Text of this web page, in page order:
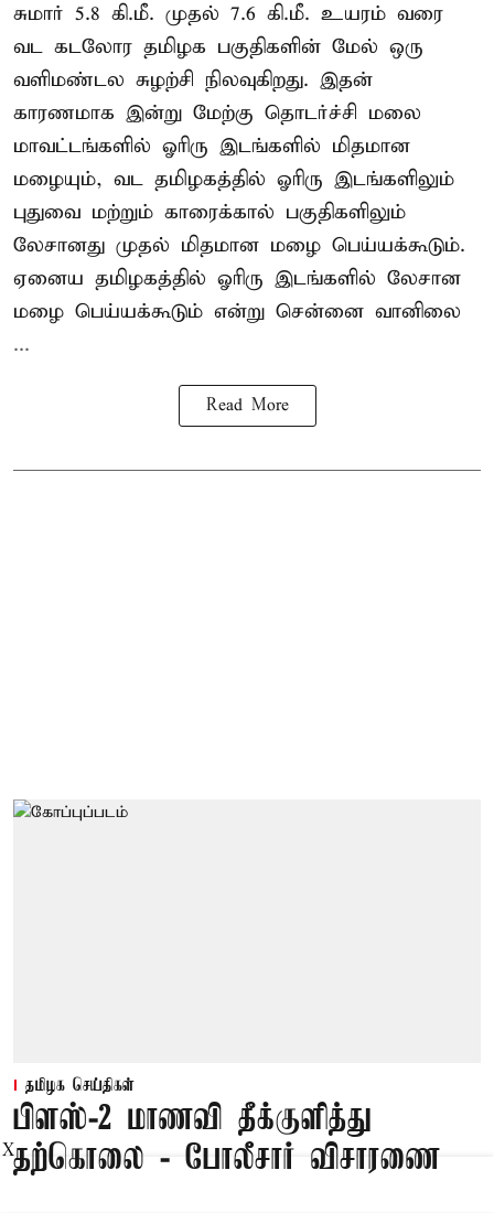
சுமார் 5.8 கி.மீ. முதல் 7.6 கி.மீ. உயரம் வரை
வட கடலோர தமிழக பகுதிகளின் மேல் ஒரு
வளிமண்டல சுழற்சி நிலவுகிறது. இதன்
காரணமாக இன்று மேற்கு தொடர்ச்சி மலை
மாவட்டங்களில் ஓரிரு இடங்களில் மிதமான
மழையும், வட தமிழகத்தில் ஓரிரு இடங்களிலும்
புதுவை மற்றும் காரைக்கால் பகுதிகளிலும்
லேசானது முதல் மிதமான மழை பெய்யக்கூடும்.
ஏனைய தமிழகத்தில் ஓரிரு இடங்களில் லேசான
மழை பெய்யக்கூடும் என்று சென்னை வானிலை
...
Read More
தமிழக செய்திகள்
பிளஸ்-2 மாணவி தீக்குளித்து
தற்கொலை - போலீசார் விசாரணை
X